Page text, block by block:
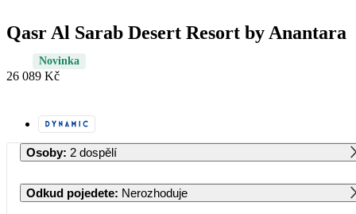
Qasr Al Sarab Desert Resort by Anantara
Novinka
26 089 Kč
Osoby: 2 dospělí
Odkud pojedete: Nerozhoduje